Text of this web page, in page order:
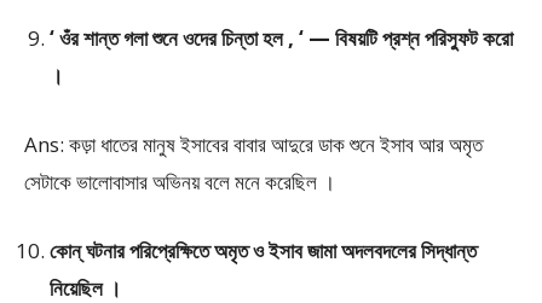
‘ ওঁর শান্ত গলা শুনে ওদের চিন্তা হল , ‘ — বিষয়টি প্রশ্ন পরিস্ফুট করো
।
Ans: কড়া ধাতের মানুষ ইসাবের বাবার আদুরে ডাক শুনে ইসাব আর অমৃত
সেটাকে ভালোবাসার অভিনয় বলে মনে করেছিল ।
কোন্ ঘটনার পরিপ্রেক্ষিতে অমৃত ও ইসাব জামা অদলবদলের সিদ্ধান্ত
নিয়েছিল ।